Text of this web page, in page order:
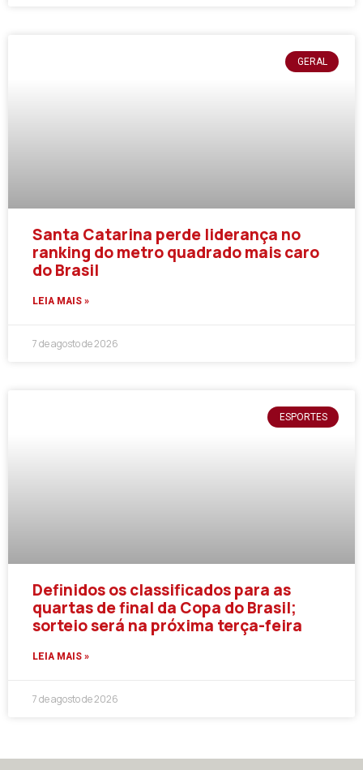
GERAL
Santa Catarina perde liderança no
ranking do metro quadrado mais caro
do Brasil
LEIA MAIS »
7 de agosto de 2026
ESPORTES
Definidos os classificados para as
quartas de final da Copa do Brasil;
sorteio será na próxima terça-feira
LEIA MAIS »
7 de agosto de 2026